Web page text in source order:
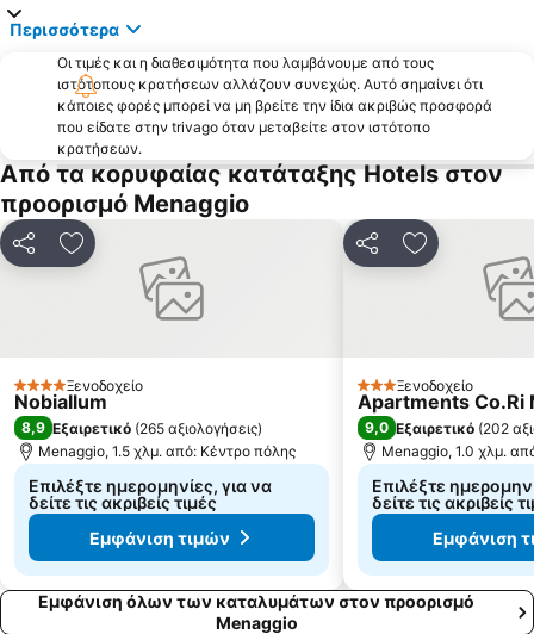
Περισσότερα
Οι τιμές και η διαθεσιμότητα που λαμβάνουμε από τους
ιστότοπους κρατήσεων αλλάζουν συνεχώς. Αυτό σημαίνει ότι
κάποιες φορές μπορεί να μη βρείτε την ίδια ακριβώς προσφορά
που είδατε στην trivago όταν μεταβείτε στον ιστότοπο
κρατήσεων.
Από τα κορυφαίας κατάταξης Hotels στον
προορισμό Menaggio
ΚοινοποίησηΠροσθήκη στα αγαπημένα
4 ΑστέριαΞενοδοχείο
Nobiallum
8,9 Εξαιρετικό (265 αξιολογήσεις)
Menaggio, 1.5 χλμ. από: Κέντρο πόλης
Επιλέξτε ημερομηνίες, για να
δείτε τις ακριβείς τιμές
Εμφάνιση τιμών
ΚοινοποίησηΠροσθήκη
3 ΑστέριαΞενοδοχείο
Apartments Co.Ri
9,0 Εξαιρετικό (202
Menaggio, 1.0 χλμ.
Επιλέξτε
δείτε τις ακριβείς
Εμφάνιση
Εμφάνιση όλων των καταλυμάτων στον προορισμό
Menaggio